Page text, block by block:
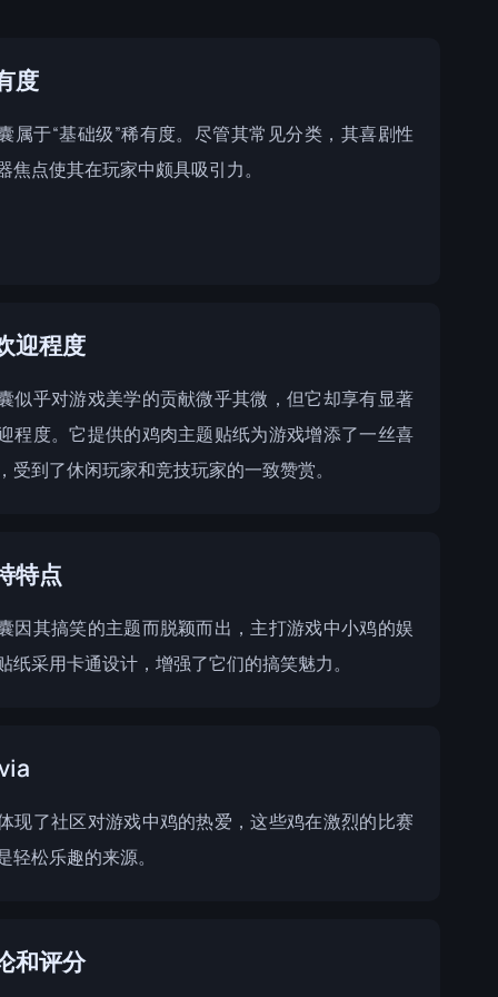
度
属于“基础级”稀有度。尽管其常见分类，其喜剧性
焦点使其在玩家中颇具吸引力。
迎程度
似乎对游戏美学的贡献微乎其微，但它却享有显著
程度。它提供的鸡肉主题贴纸为游戏增添了一丝喜
受到了休闲玩家和竞技玩家的一致赞赏。
特点
因其搞笑的主题而脱颖而出，主打游戏中小鸡的娱
纸采用卡通设计，增强了它们的搞笑魅力。
现了社区对游戏中鸡的热爱，这些鸡在激烈的比赛
轻松乐趣的来源。
和评分